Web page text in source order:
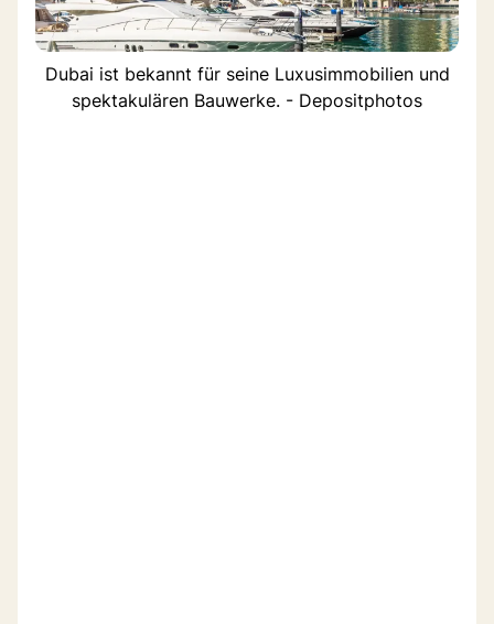
Dubai ist bekannt für seine Luxusimmobilien und
spektakulären Bauwerke. - Depositphotos